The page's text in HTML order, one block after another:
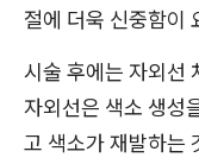
절에 더욱 신중함이
시술 후에는 자외선
자외선은 색소 생성
고 색소가 재발하는